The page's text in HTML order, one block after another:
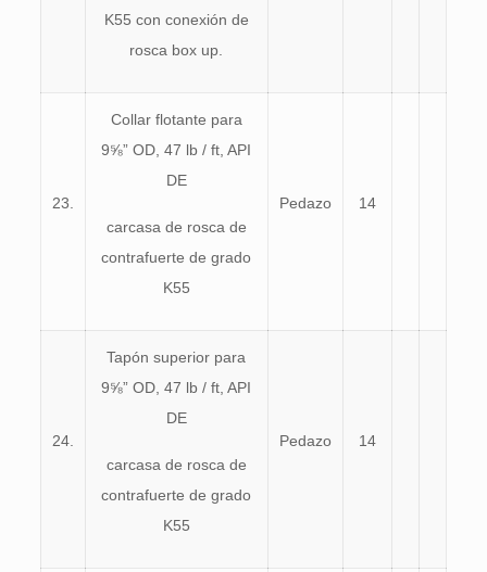
K55 con conexión de
rosca box up.
23.
Collar flotante para
9⅝” OD, 47 lb / ft, API
DE
carcasa de rosca de
contrafuerte de grado
K55
Pedazo 14
24.
Tapón superior para
9⅝” OD, 47 lb / ft, API
DE
carcasa de rosca de
contrafuerte de grado
K55
Pedazo 14